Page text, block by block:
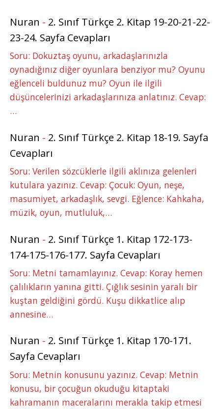
Nuran - 2. Sınıf Türkçe 2. Kitap 19-20-21-22-
23-24. Sayfa Cevapları
Soru: Dokuztaş oyunu, arkadaşlarınızla
oynadığınız diğer oyunlara benziyor mu? Oyunu
eğlenceli buldunuz mu? Oyun ile ilgili
düşüncelerinizi arkadaşlarınıza anlatınız. Cevap:
…
Nuran - 2. Sınıf Türkçe 2. Kitap 18-19. Sayfa
Cevapları
Soru: Verilen sözcüklerle ilgili aklınıza gelenleri
kutulara yazınız. Cevap: Çocuk: Oyun, neşe,
masumiyet, arkadaşlık, sevgi. Eğlence: Kahkaha,
müzik, oyun, mutluluk,…
Nuran - 2. Sınıf Türkçe 1. Kitap 172-173-
174-175-176-177. Sayfa Cevapları
Soru: Metni tamamlayınız. Cevap: Koray hemen
çalılıkların yanına gitti. Çığlık sesinin yaralı bir
kuştan geldiğini gördü. Kuşu dikkatlice alıp
annesine…
Nuran - 2. Sınıf Türkçe 1. Kitap 170-171.
Sayfa Cevapları
Soru: Metnin konusunu yazınız. Cevap: Metnin
konusu, bir çocuğun okuduğu kitaptaki
kahramanın maceralarını merakla takip etmesi